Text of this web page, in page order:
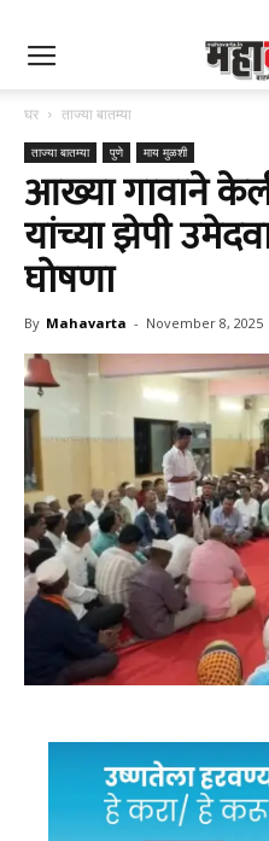
घर ताज्या बातम्या
ताज्या बातम्या पुणे माय मुळशी
आख्या गावाने
यांच्या झेपी
घोषणा
By Mahavarta - November 8, 2025